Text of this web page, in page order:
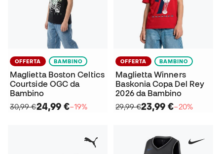
OFFERTA BAMBINO
Maglietta Boston Celtics
Courtside OGC da
Bambino
30,99 €24,99 €−19%
OFFERTA BAMBINO
Maglietta Winners
Baskonia Copa Del Rey
2026 da Bambino
29,99 €23,99 €−20%